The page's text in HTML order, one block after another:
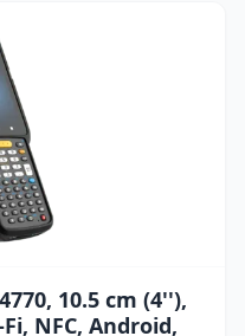
10.5 cm (4''),
NFC, Android,